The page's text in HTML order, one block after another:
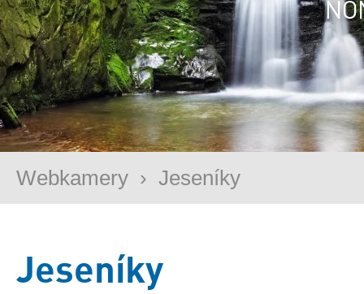
Webkamery › Jeseníky
Jeseníky